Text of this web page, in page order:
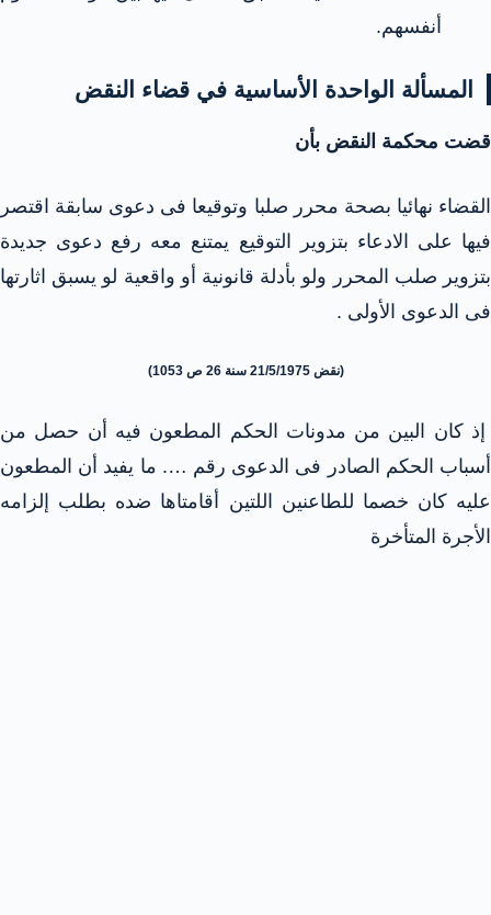
أنفسهم.
المسألة الواحدة الأساسية في قضاء النقض
قضت محكمة النقض بأن
القضاء نهائيا بصحة محرر صلبا وتوقيعا فى دعوى سابقة اقتصر
فيها على الادعاء بتزوير التوقيع يمتنع معه رفع دعوى جديدة
بتزوير صلب المحرر ولو بأدلة قانونية أو واقعية لو يسبق اثارتها
فى الدعوى الأولى .
(نقض 21/5/1975 سنة 26 ص 1053)
إذ كان البين من مدونات الحكم المطعون فيه أن حصل من
أسباب الحكم الصادر فى الدعوى رقم …. ما يفيد أن المطعون
عليه كان خصما للطاعنين اللتين أقامتاها ضده بطلب إلزامه
الأجرة المتأخرة